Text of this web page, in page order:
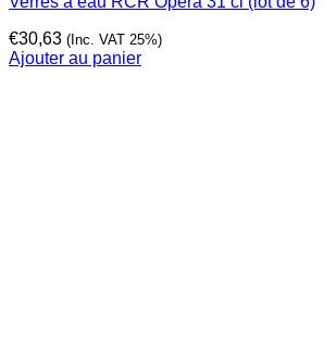
€30,63 (Inc. VAT 25%)
Ajouter au panier